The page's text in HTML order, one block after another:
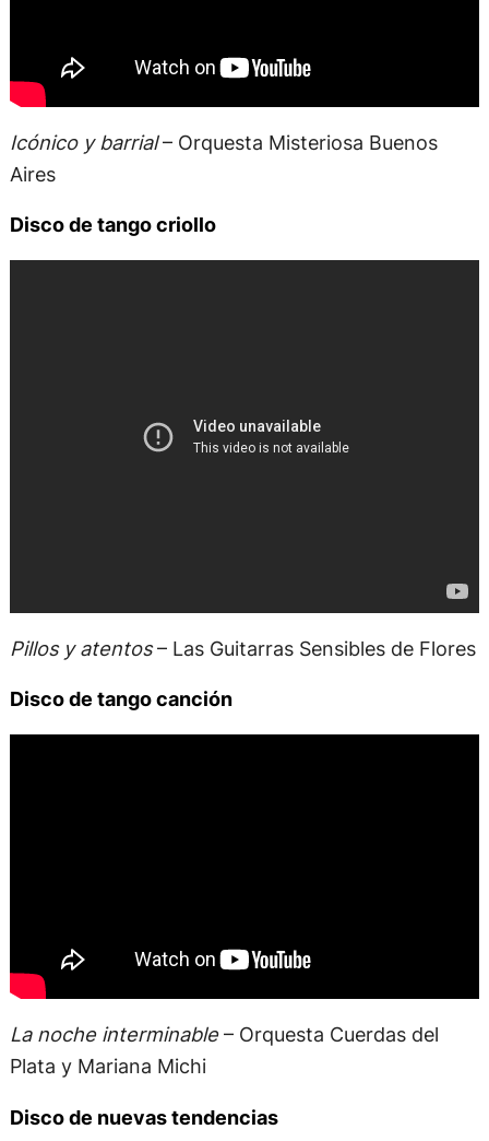
Icónico y barrial– Orquesta Misteriosa Buenos
Aires
Disco de tango criollo
Pillos y atentos– Las Guitarras Sensibles de Flores
Disco de tango canción
La noche interminable– Orquesta Cuerdas del
Plata y Mariana Michi
Disco de nuevas tendencias